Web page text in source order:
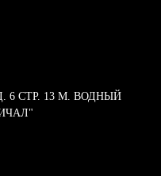
6 СТР. 13 М. ВОДНЫЙ